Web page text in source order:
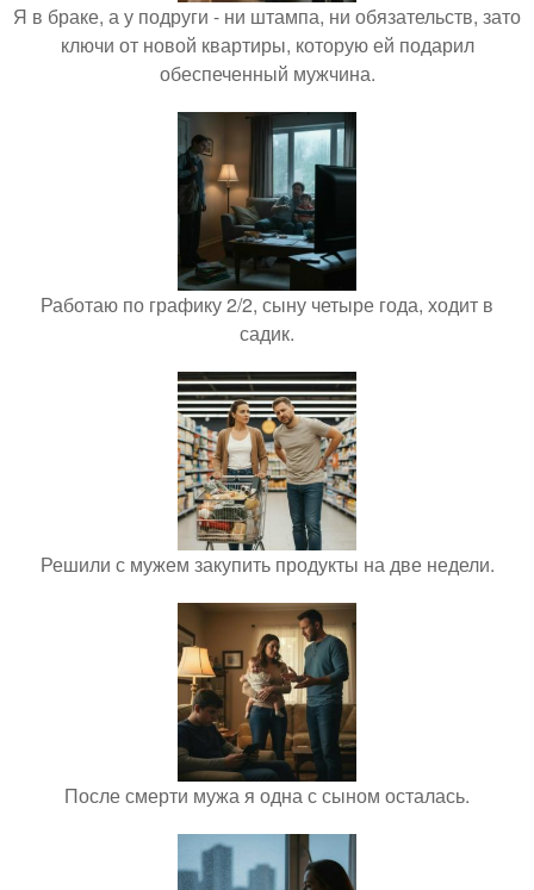
Я в браке, а у подруги - ни штампа, ни обязательств, зато
ключи от новой квартиры, которую ей подарил
обеспеченный мужчина.
Работаю по графику 2/2, сыну четыре года, ходит в
садик.
Решили с мужем закупить продукты на две недели.
После смерти мужа я одна с сыном осталась.